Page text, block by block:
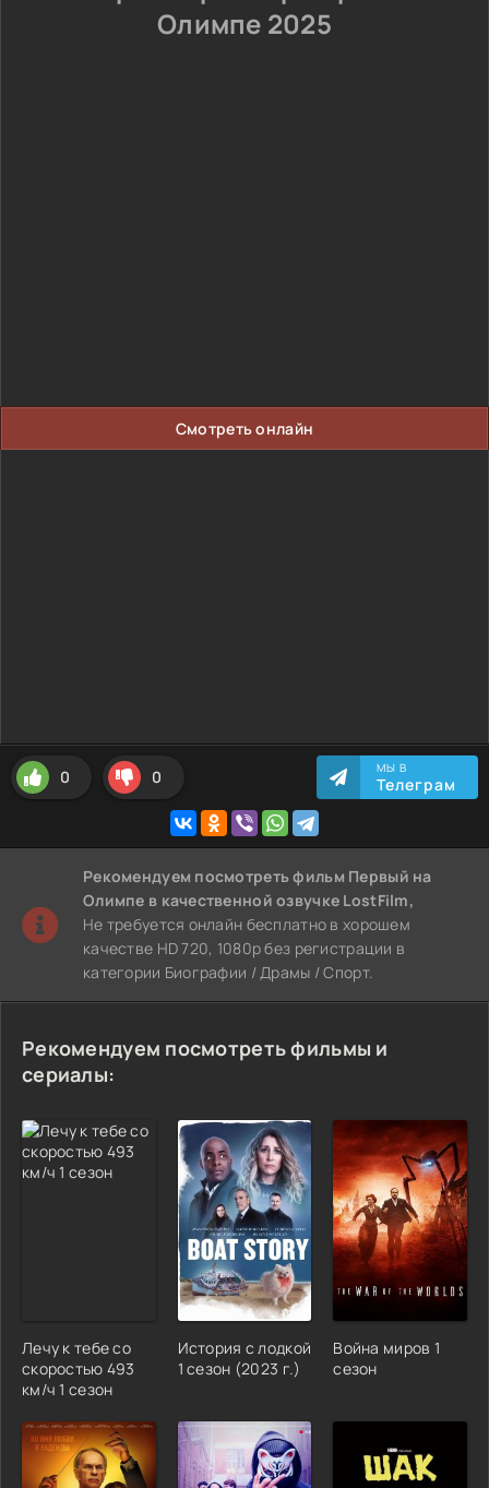
Олимпе 2025
Смотреть онлайн
0 0 МЫ В
Телеграм
Рекомендуем посмотреть фильм Первый на
Олимпе в качественной озвучке LostFilm,
Не требуется онлайн бесплатно в хорошем
качестве HD 720, 1080p без регистрации в
категории Биографии / Драмы / Спорт.
Рекомендуем посмотреть фильмы и
сериалы:
Лечу к тебе со
скоростью 493
км/ч 1 сезон
История с лодкой
1 сезон (2023 г.)
Война миров 1
сезон